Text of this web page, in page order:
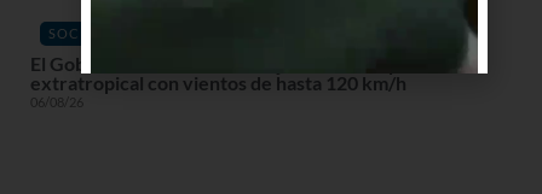
SOCIEDAD
El Gobierno declara alerta roja en la costa por ciclón
extratropical con vientos de hasta 120 km/h
06/08/26